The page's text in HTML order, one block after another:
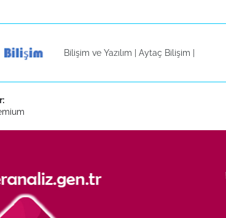
Bilişim ve Yazılım | Aytaç Bilişim |